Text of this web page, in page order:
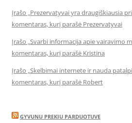
Įrašo „Prezervatyvai yra draugiškiausia
komentaras, kurį parašė Prezervatyvai
Įrašo „Svarbi informacija apie vairavimo
komentaras, kurį parašė Kristina
Įrašo „Skelbimai internete ir nauda
komentaras, kurį parašė Robert
GYVUNU PREKIU PARDUOTUVE